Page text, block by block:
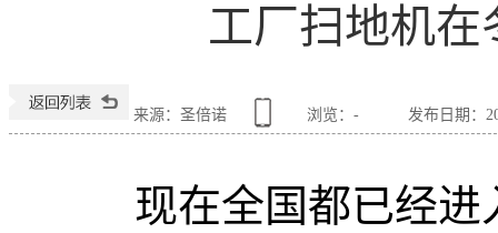
工厂扫地机
来源：圣倍诺 浏览： - 发布日期：
现在全国都已经